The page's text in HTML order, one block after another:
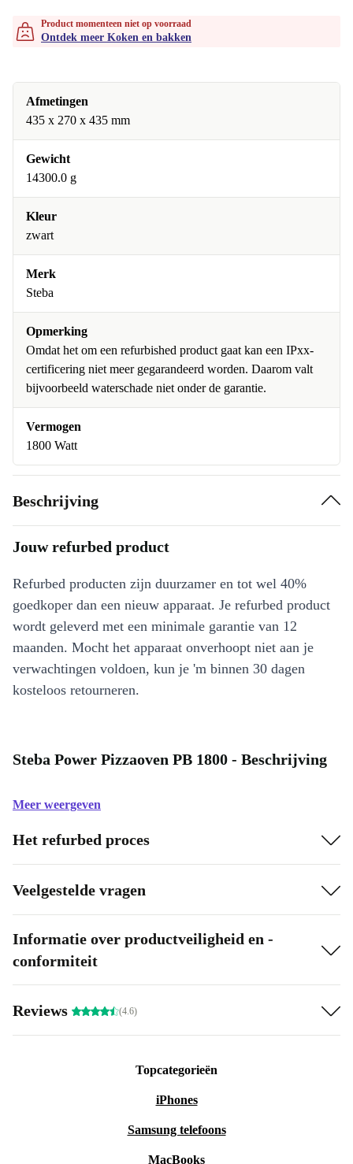
Product momenteen niet op voorraad
Ontdek meer Koken en bakken
Afmetingen
435 x 270 x 435 mm
Gewicht
14300.0 g
Kleur
zwart
Merk
Steba
Opmerking
Omdat het om een refurbished product gaat kan een IPxx-
certificering niet meer gegarandeerd worden. Daarom valt
bijvoorbeeld waterschade niet onder de garantie.
Vermogen
1800 Watt
Beschrijving
Jouw refurbed product
Refurbed producten zijn duurzamer en tot wel 40%
goedkoper dan een nieuw apparaat. Je refurbed product
wordt geleverd met een minimale garantie van 12
maanden. Mocht het apparaat onverhoopt niet aan je
verwachtingen voldoen, kun je 'm binnen 30 dagen
kosteloos retourneren.
Steba Power Pizzaoven PB 1800 - Beschrijving
Meer weergeven
Het refurbed proces
Veelgestelde vragen
Informatie over productveiligheid en -
conformiteit
Reviews (4.6)
Topcategorieën
iPhones
Samsung telefoons
MacBooks